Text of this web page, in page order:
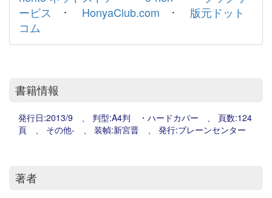
ービス
･ HonyaClub.com ･ 版元ドット
コム
書籍情報
発行日:2013/9 、 判型:A4判 ・ハードカバー 、 頁数:124
頁 、 その他- 、 装幀:新宮晋 、 発行:ブレーンセンター
著者